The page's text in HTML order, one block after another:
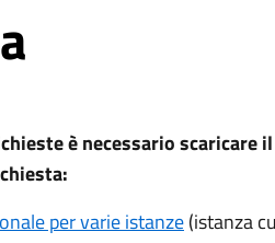
è necessario scaricare
per varie istanze(istanza